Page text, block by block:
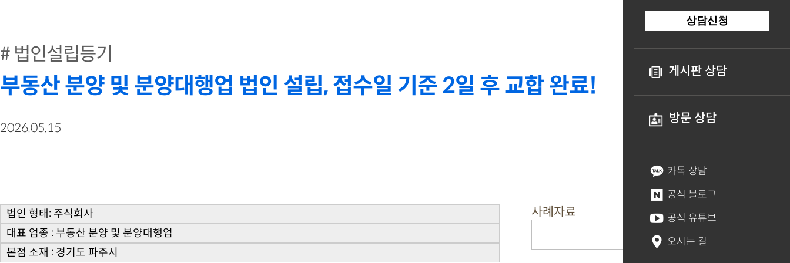
상담신청
게시판 상담
방문 상담
카톡 상담
공식 블로그
공식 유튜브
오시는 길
법인설립등기
부동산 분양 및 분양대행업 법인 설립, 접수일 기준 2일 후 교합 완료!
2026.05.15
법인 형태: 주식회사
대표 업종 : 부동산 분양 및 분양대행업
본점 소재 : 경기도 파주시
사례자료